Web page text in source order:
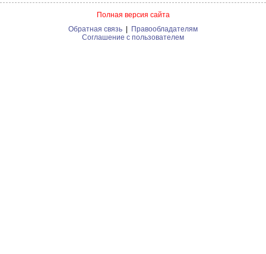
Полная версия сайта
Обратная связь
Правообладателям
Соглашение с пользователем